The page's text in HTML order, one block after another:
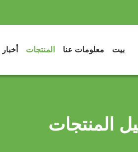
بيت معلومات عنا المنتجات أخبار
المنتجات